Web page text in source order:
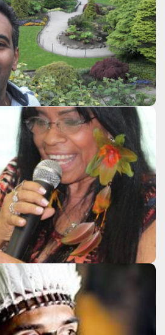
Krenak
Clique aqui
Potiguara
Clique aqui
Yaguakãg